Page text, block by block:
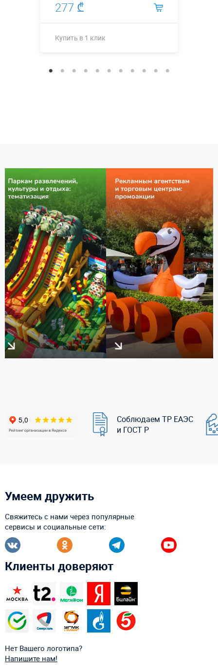
277 ₾
Купить в 1 клик
Соблюдаем ТР ЕАЭС
и ГОСТ Р
Умеем дружить
Свяжитесь с нами через популярные
сервисы и социальные сети:
Клиенты доверяют
Нет Вашего логотипа?
Напишите нам!